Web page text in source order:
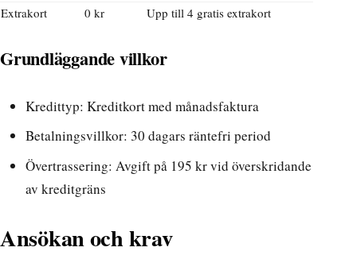
Extrakort
0 kr Upp till 4 gratis extrakort
Grundläggande villkor
Kredittyp: Kreditkort med månadsfaktura
Betalningsvillkor: 30 dagars räntefri period
Övertrassering: Avgift på 195 kr vid överskridande
av kreditgräns
Ansökan och krav